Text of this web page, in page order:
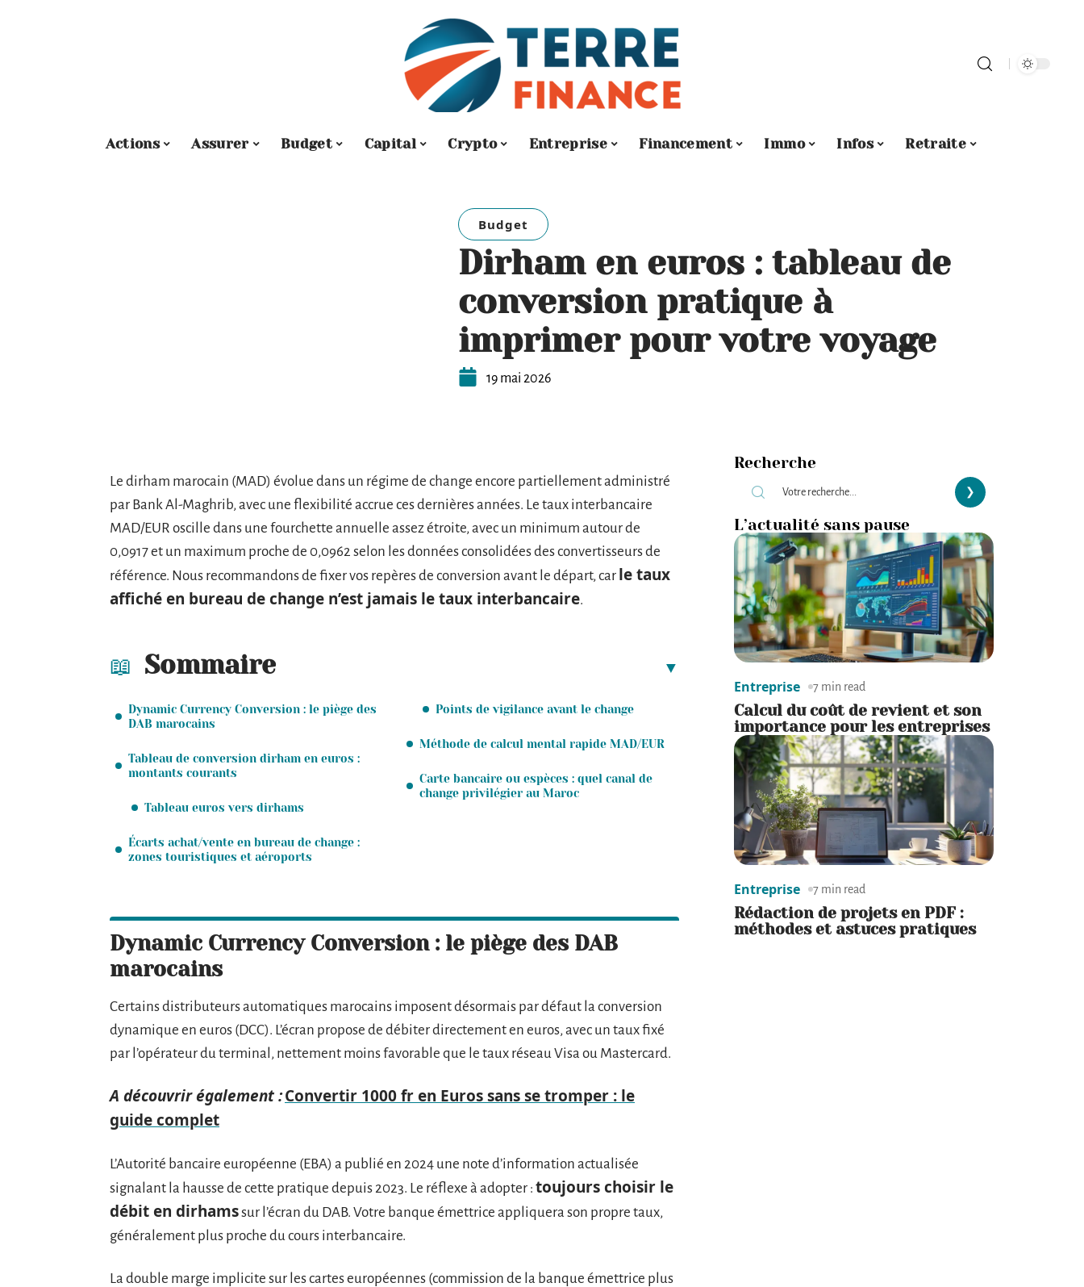
Actions Assurer Budget Capital Crypto Entreprise Financement Immo Infos Retraite
Budget
Dirham en euros : tableau de
conversion pratique à
imprimer pour votre voyage
19 mai 2026
Le dirham marocain (MAD) évolue dans un régime de change encore partiellement administré
par Bank Al-Maghrib, avec une flexibilité accrue ces dernières années. Le taux interbancaire
MAD/EUR oscille dans une fourchette annuelle assez étroite, avec un minimum autour de
0,0917 et un maximum proche de 0,0962 selon les données consolidées des convertisseurs de
référence. Nous recommandons de fixer vos repères de conversion avant le départ, car le taux
affiché en bureau de change n’est jamais le taux interbancaire.
Sommaire
Dynamic Currency Conversion : le piège des
DAB marocains
Tableau de conversion dirham en euros :
montants courants
Tableau euros vers dirhams
Écarts achat/vente en bureau de change :
zones touristiques et aéroports
Points de vigilance avant le change
Méthode de calcul mental rapide MAD/EUR
Carte bancaire ou espèces : quel canal de
change privilégier au Maroc
Dynamic Currency Conversion : le piège des DAB
marocains
Certains distributeurs automatiques marocains imposent désormais par défaut la conversion
dynamique en euros (DCC). L’écran propose de débiter directement en euros, avec un taux fixé
par l’opérateur du terminal, nettement moins favorable que le taux réseau Visa ou Mastercard.
A découvrir également :Convertir 1000 fr en Euros sans se tromper : le
guide complet
L’Autorité bancaire européenne (EBA) a publié en 2024 une note d’information actualisée
signalant la hausse de cette pratique depuis 2023. Le réflexe à adopter : toujours choisir le
débit en dirhamssur l’écran du DAB. Votre banque émettrice appliquera son propre taux,
généralement plus proche du cours interbancaire.
La double marge implicite sur les cartes européennes (commission de la banque émettrice plus
Recherche
L’actualité sans pause
Entreprise 7 min read
Calcul du coût de revient et son
importance pour les entreprises
Entreprise 7 min read
Rédaction de projets en PDF :
méthodes et astuces pratiques